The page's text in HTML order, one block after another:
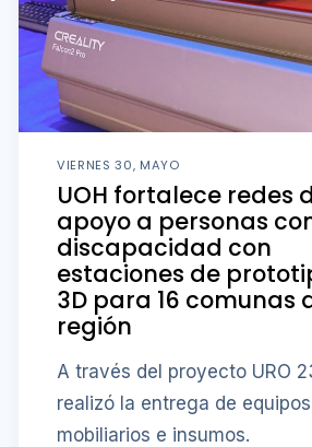
VIERNES 30, MAYO
UOH fortalece redes
apoyo a personas
discapacidad con
estaciones de
3D para 16 comunas
región
A través del proyecto URO
realizó la entrega de
mobiliarios e insumos.